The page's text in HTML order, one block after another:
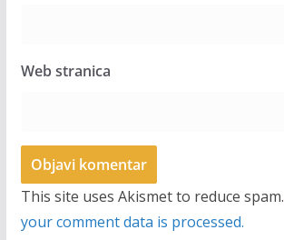
Web stranica
This site uses Akismet to reduce spam.
your comment data is processed.